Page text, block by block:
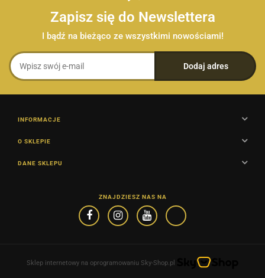
Zapisz się do Newslettera
I bądź na bieżąco ze wszystkimi nowościami!
INFORMACJE
O SKLEPIE
DANE SKLEPU
ZNAJDZIESZ NAS NA
Sklep internetowy na oprogramowaniu Sky-Shop.pl